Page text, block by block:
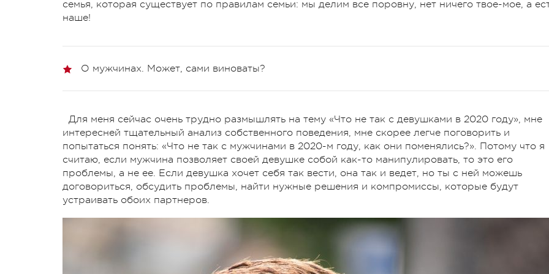
семья, которая существует по правилам семьи: мы делим все поровну, нет ничего твое-мое, а
наше!
О мужчинах. Может, сами виноваты?
Для меня сейчас очень трудно размышлять на тему «Что не так с девушками в 2020 году», мне
интересней тщательный анализ собственного поведения, мне скорее легче поговорить и
попытаться понять: «Что не так с мужчинами в 2020-м году, как они поменялись?». Потому что я
считаю, если мужчина позволяет своей девушке собой как-то манипулировать, то это его
проблемы, а не ее. Если девушка хочет себя так вести, она так и ведет, но ты с ней можешь
договориться, обсудить проблемы, найти нужные решения и компромиссы, которые будут
устраивать обоих партнеров.